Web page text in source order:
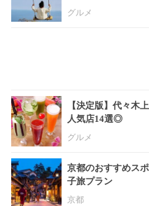
グルメ
【決定版】代々木
人気店14選◎
グルメ
京都のおすすめス
子旅プラン
京都